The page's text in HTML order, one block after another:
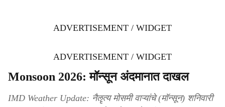
ADVERTISEMENT / WIDGET
ADVERTISEMENT / WIDGET
Monsoon 2026: मॉन्सून अंदमानात दाखल
IMD Weather Update: नैॡत्य मोसमी वाऱ्यांचे (मॉन्सून) शनिवारी